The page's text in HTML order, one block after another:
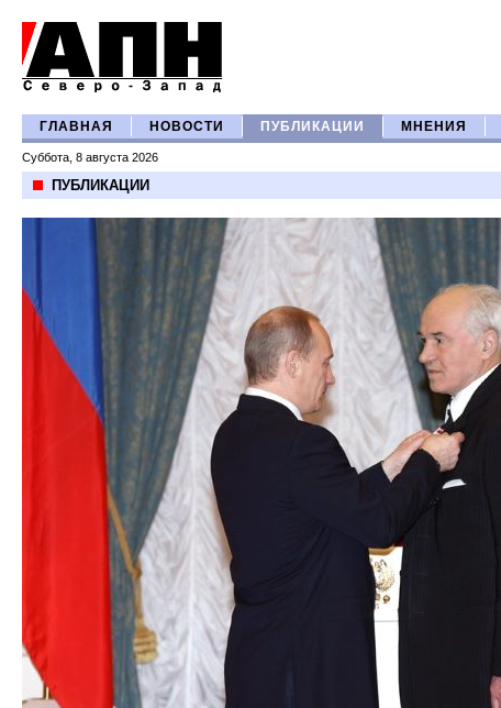
ГЛАВНАЯ НОВОСТИ ПУБЛИКАЦИИ МНЕНИЯ
Суббота, 8 августа 2026
ПУБЛИКАЦИИ